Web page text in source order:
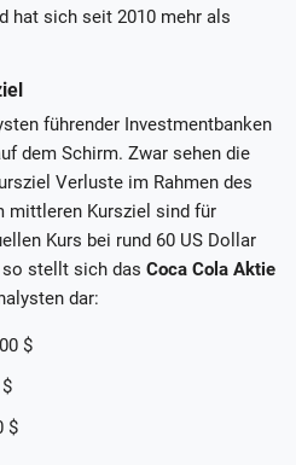
hat sich seit 2010 mehr als
führender Investmentbanken
dem Schirm. Zwar sehen die
Verluste im Rahmen des
mittleren Kursziel sind für
Kurs bei rund 60 US Dollar
so stellt sich das Coca Cola Aktie
dar:
$
$